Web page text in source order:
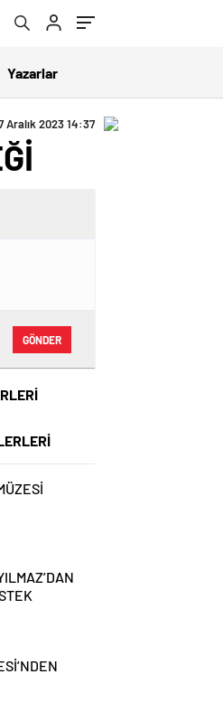
Yazarlar
Aralık 2023 14:37
GÖNDER